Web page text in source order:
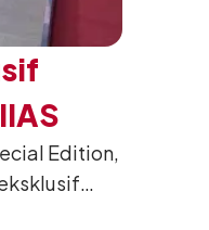
Edition,
2026